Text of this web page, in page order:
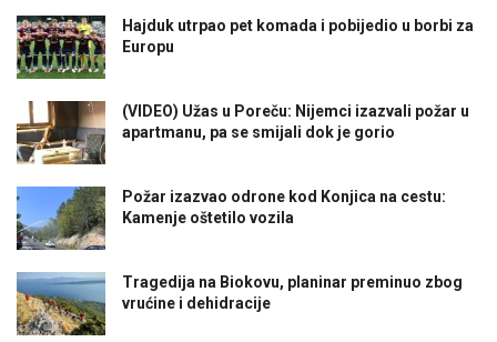
Hajduk utrpao pet komada i pobijedio u borbi za
Europu
(VIDEO) Užas u Poreču: Nijemci izazvali požar u
apartmanu, pa se smijali dok je gorio
Požar izazvao odrone kod Konjica na cestu:
Kamenje oštetilo vozila
Tragedija na Biokovu, planinar preminuo zbog
vrućine i dehidracije